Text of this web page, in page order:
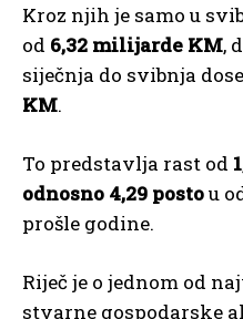
Kroz njih je samo u
od 6,32 milijarde KM,
siječnja do svibnja
KM.
To predstavlja rast od
odnosno 4,29 postou
prošle godine.
Riječ je o jednom od
stvarne gospodarske